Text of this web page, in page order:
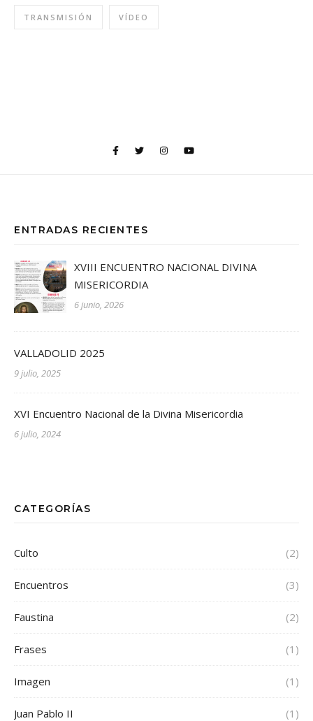
TRANSMISIÓN VÍDEO
ENTRADAS RECIENTES
XVIII ENCUENTRO NACIONAL DIVINA
MISERICORDIA
6 junio, 2026
VALLADOLID 2025
9 julio, 2025
XVI Encuentro Nacional de la Divina Misericordia
6 julio, 2024
CATEGORÍAS
Culto (2)
Encuentros (3)
Faustina (2)
Frases (1)
Imagen (1)
Juan Pablo II (1)